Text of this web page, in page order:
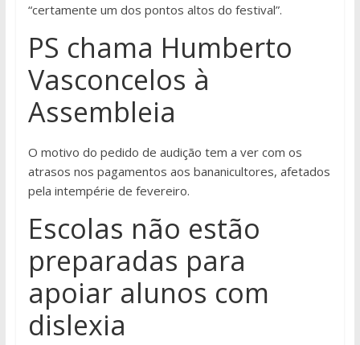
“certamente um dos pontos altos do festival”.
PS chama Humberto
Vasconcelos à
Assembleia
O motivo do pedido de audição tem a ver com os
atrasos nos pagamentos aos bananicultores, afetados
pela intempérie de fevereiro.
Escolas não estão
preparadas para
apoiar alunos com
dislexia